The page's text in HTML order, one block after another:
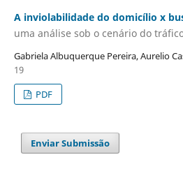
A inviolabilidade do domicílio x
uma análise sob o cenário do
Gabriela Albuquerque Pereira, Aurelio
19
PDF
Enviar Submissão